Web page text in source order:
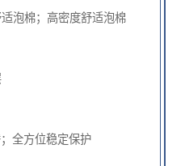
泡棉；高密度舒适泡棉
全方位稳定保护